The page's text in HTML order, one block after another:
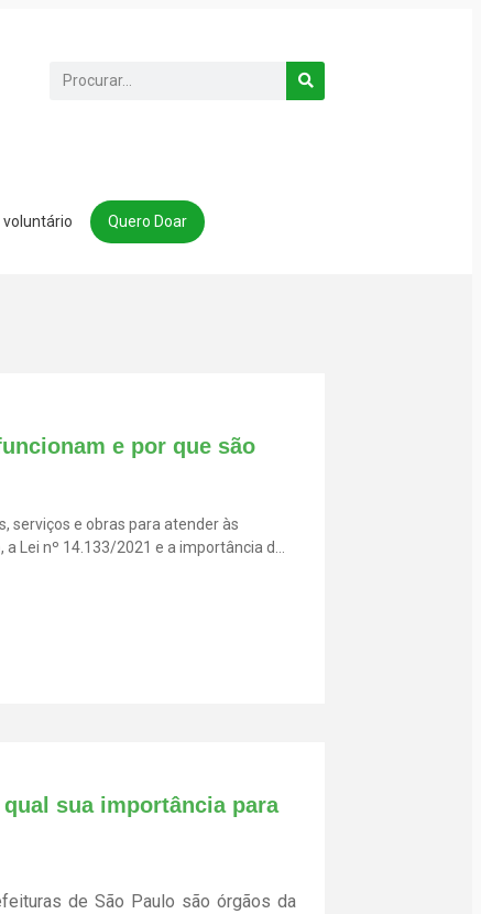
voluntário Quero Doar
e por que são
serviços e obras para atender às
Lei nº 14.133/2021 e a importância da
sua importância para
de São Paulo são órgãos da